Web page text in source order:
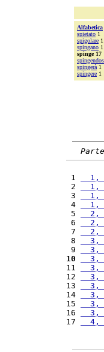
Alfabetica
spietato 1
spigolare 1
spingano 1
spinge 17
spingerà 1
spingere 1
1
1,
2
1,
3
1,
4
1,
5
2,
6
2,
7
2,
8
3,
9
3,
10
3,
11
3,
12
3,
13
3,
14
3,
15
3,
16
3,
17
4,